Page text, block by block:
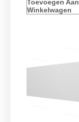
Toevoegen Aan
Winkelwagen